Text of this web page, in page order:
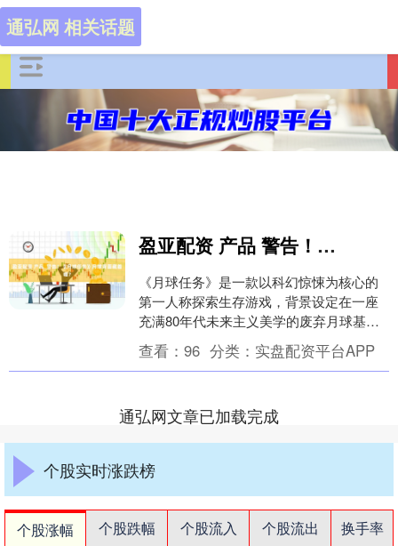
通弘网 相关话题
盈亚配资 产品 警告！《月球任务》月球背面藏着啥？
《月球任务》是一款以科幻惊悚为核心的
第一人称探索生存游戏，背景设定在一座
充满80年代未来主义美学的废弃月球基
地。 玩家在寂静的月球设施中逐步揭开隐
藏的谜团，面对....
查看： 96 分类： 实盘配资平台APP
通弘网文章已加载完成
个股实时涨跌榜
个股涨幅 个股跌幅 个股流入 个股流出
换手率